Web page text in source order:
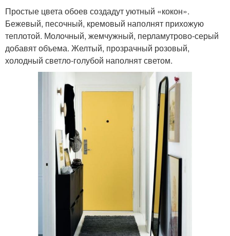
Простые цвета обоев создадут уютный «кокон».
Бежевый, песочный, кремовый наполнят прихожую
теплотой. Молочный, жемчужный, перламутрово-серый
добавят объема. Желтый, прозрачный розовый,
холодный светло-голубой наполнят светом.